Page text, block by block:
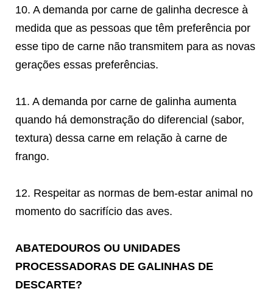
10. A demanda por carne de galinha decresce à
medida que as pessoas que têm preferência por
esse tipo de carne não transmitem para as novas
gerações essas preferências.
11. A demanda por carne de galinha aumenta
quando há demonstração do diferencial (sabor,
textura) dessa carne em relação à carne de
frango.
12. Respeitar as normas de bem-estar animal no
momento do sacrifício das aves.
ABATEDOUROS OU UNIDADES
PROCESSADORAS DE GALINHAS DE
DESCARTE?